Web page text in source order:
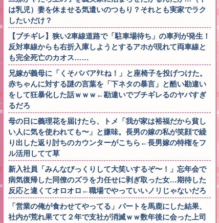
は乳児）妻を休ませる気遣いのつもり？それとも実家でラク
したいだけ？
【ブチギレ】狭い2車線道路で「駐車場待ち」の車列が発生！
反対車線からも右折入庫しようとするアホが現れて両車線と
も完全死亡のカオス……
兄嫁が義母に「くそババアﾀﾋね！」と座椅子を投げつけた。
赤ちゃんに対する謎の言葉を「下ネタの暴言」と酷い勘違い
をして狂暴化した話ｗｗｗ←勘違いでブチギレるのヤバすぎ
るだろ
母の日に義理花を届けたら、トメ「我が家は裕福だから貧し
い人に気を使われても〜」と嫌味。長男の嫁の私が笑顔で繰
り出した返り討ちのカウンターがこちら←長男嫁の特権をフ
ル活用してて草
新入社員「みんなびっくりして大笑いするぞ〜！」忘年会で
病気復帰した同僚のズラを力任せに剥ぎ取った女…期待した
反応と違くてオロオロ←職場でやっていいノリじゃないだろ
「営業の俺が食わせてやってる」パートを馬鹿にした結果、
社内が荒れ果てて２年で支社が消滅ｗｗ数年後に会った上司